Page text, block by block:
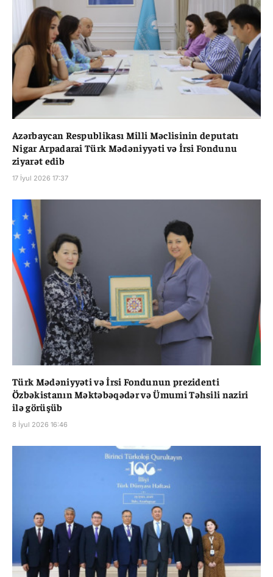
Azərbaycan Respublikası Milli Məclisinin deputatı
Nigar Arpadarai Türk Mədəniyyəti və İrsi Fondunu
ziyarət edib
17 İyul 2026 17:37
Türk Mədəniyyəti və İrsi Fondunun prezidenti
Özbəkistanın Məktəbəqədər və Ümumi Təhsili naziri
ilə görüşüb
8 İyul 2026 16:46